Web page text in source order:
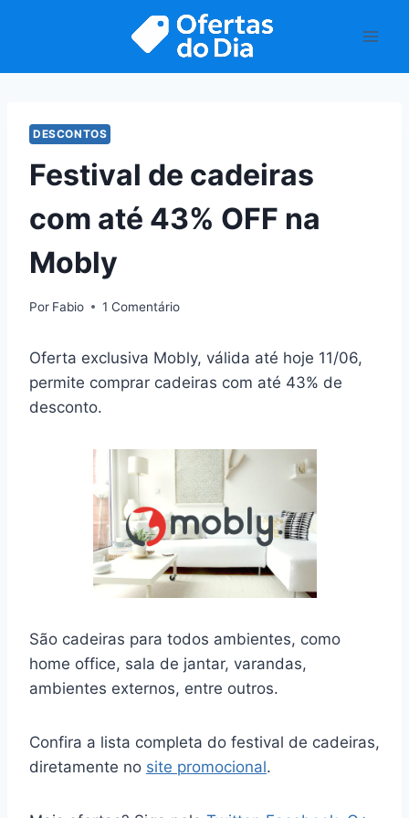
DESCONTOS
Festival de cadeiras
com até 43% OFF na
Mobly
Por Fabio 1 Comentário
Oferta exclusiva Mobly, válida até hoje 11/06,
permite comprar cadeiras com até 43% de
desconto.
São cadeiras para todos ambientes, como
home office, sala de jantar, varandas,
ambientes externos, entre outros.
Confira a lista completa do festival de cadeiras,
diretamente no site promocional.